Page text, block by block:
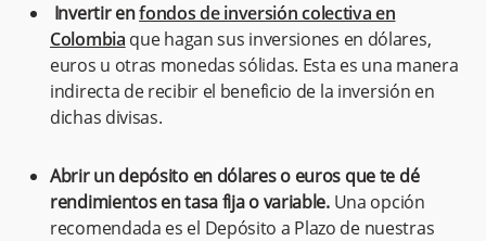
Invertir enfondos de inversión colectiva en
Colombia que hagan sus inversiones en dólares,
euros u otras monedas sólidas. Esta es una manera
indirecta de recibir el beneficio de la inversión en
dichas divisas.
Abrir un depósito en dólares o euros que te dé
rendimientos en tasa fija o variable. Una opción
recomendada es el Depósito a Plazo de nuestras